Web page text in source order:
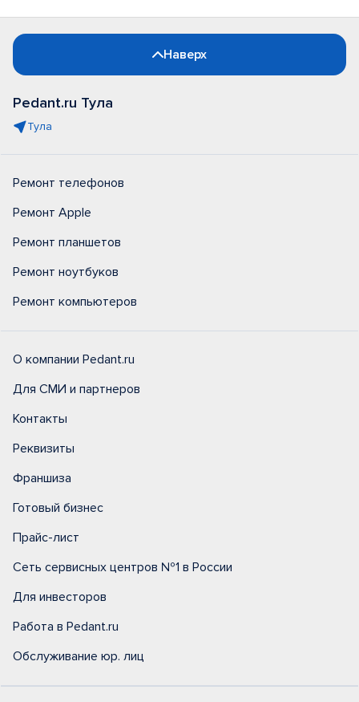
Наверх
Pedant.ru Тула
Тула
Ремонт телефонов
Ремонт Apple
Ремонт планшетов
Ремонт ноутбуков
Ремонт компьютеров
О компании Pedant.ru
Для СМИ и партнеров
Контакты
Реквизиты
Франшиза
Готовый бизнес
Прайс-лист
Сеть сервисных центров №1 в России
Для инвесторов
Работа в Pedant.ru
Обслуживание юр. лиц